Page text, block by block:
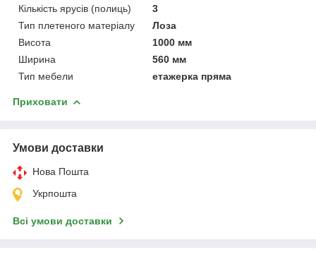
Кількість ярусів (полиць)
3
Тип плетеного матеріалу
Лоза
Висота
1000 мм
Ширина
560 мм
Тип мебели
етажерка пряма
Приховати
Умови доставки
Нова Пошта
Укрпошта
Всі умови доставки